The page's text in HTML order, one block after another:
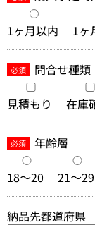
1ヶ月以内 1ヶ
必須 問合せ種類
見積もり 在庫
必須 年齢層
18～20 21～29
納品先都道府県